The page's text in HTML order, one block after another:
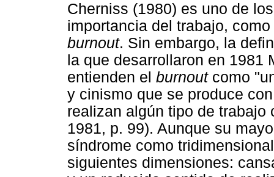
Cherniss (1980) es uno de
importancia del trabajo,
burnout. Sin embargo, la
la que desarrollaron en
entienden el burnoutcomo
y cinismo que se produce
realizan algún tipo de
1981, p. 99). Aunque su
síndrome como
siguientes dimensiones: